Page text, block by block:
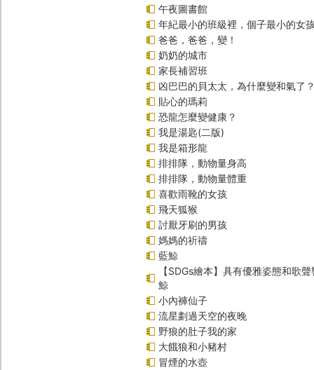
午夜圖書館
年紀最小的班級裡，個子最小的女
爸爸，爸爸，變！
奶奶的城市
家長補習班
凶巴巴的貝太太，為什麼變和氣了
貼心的瑪莉
恐龍怎麼變健康？
我是湯匙(二版)
我是箱形龍
排排隊，動物量身高
排排隊，動物量體重
喜歡雨靴的女孩
飛天狐猴
討厭牙刷的男孩
媽媽的祈禱
藍鯨
【SDGs繪本】具有優雅姿態和歌
鯨
小內褲仙子
流星劃過天空的夜晚
野狼的肚子我的家
大餓狼和小豬村
冒煙的水壺